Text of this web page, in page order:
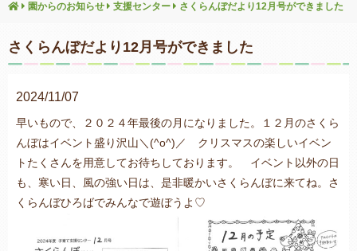
園からのお知らせ 支援センター さくらんぼだより12月号ができました
さくらんぼだより12月号ができました
2024/11/07
早いもので、２０２４年最後の月になりました。１２月のさくら
んぼはイベント盛り沢山＼(^o^)／ クリスマスの楽しいイベン
トたくさんを用意してお待ちしております。 イベント以外の日
も、寒い日、風の強い日は、是非暖かいさくらんぼに来てね。さ
くらんぼひろばでみんなで遊ぼうよ♡